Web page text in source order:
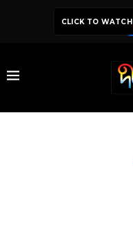
CLICK TO WATCH